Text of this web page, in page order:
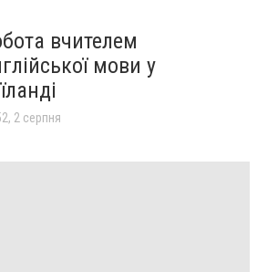
вчителем
мови у
2 серпня